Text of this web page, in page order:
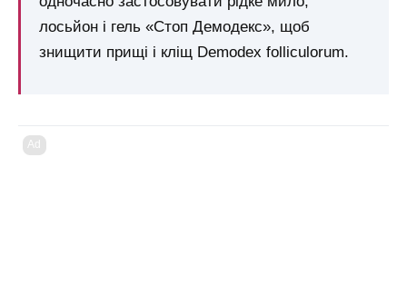
лосьйон і гель «Стоп Демодекс», щоб
знищити прищі і кліщ Demodex folliculorum.
Ad